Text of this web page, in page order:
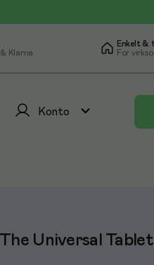
Klarna
Enkelt &
For
Konto
Universal